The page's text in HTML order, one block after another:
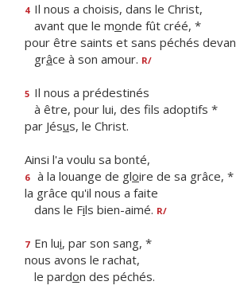
4 Il nous a choisis, dans le Christ,
avant que le monde fût créé, *
pour être saints et sans péchés
grâce à son amour. R/
5 Il nous a prédestinés
à être, pour lui, des fls adoptifs *
par Jésus, le Christ.
Ainsi l'a voulu sa bonté,
6 à la louange de gloire de sa grâce, *
la grâce qu'il nous a faite
dans le Fils bien-aimé. R/
7 En lui, par son sang, *
nous avons le rachat,
le pardon des péchés.